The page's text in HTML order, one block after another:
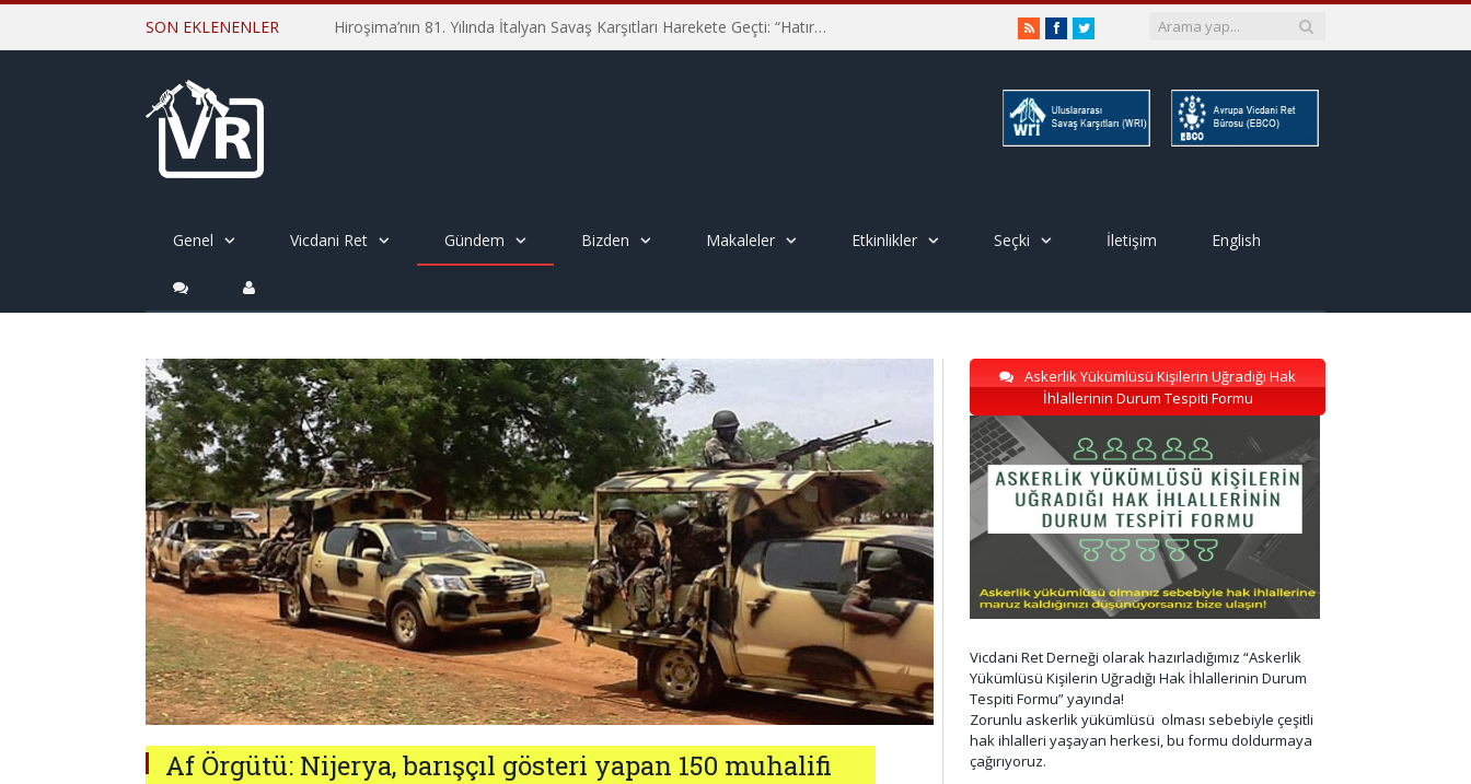
SON EKLENENLER Hiroşima’nın 81. Yılında İtalyan Savaş Karşıtları Harekete Geçti: “Hatırlamak yeterli değil” RSSFacebookTwitter
Genel Vicdani Ret Gündem Bizden Makaleler Etkinlikler Seçki İletişim English
Af Örgütü: Nijerya, barışçıl gösteri yapan 150 muhalifi
Askerlik Yükümlüsü Kişilerin Uğradığı Hak
İhlallerinin Durum Tespiti Formu
Vicdani Ret Derneği olarak hazırladığımız “Askerlik
Yükümlüsü Kişilerin Uğradığı Hak İhlallerinin Durum
Tespiti Formu” yayında!
Zorunlu askerlik yükümlüsü olması sebebiyle çeşitli
hak ihlalleri yaşayan herkesi, bu formu doldurmaya
çağırıyoruz.